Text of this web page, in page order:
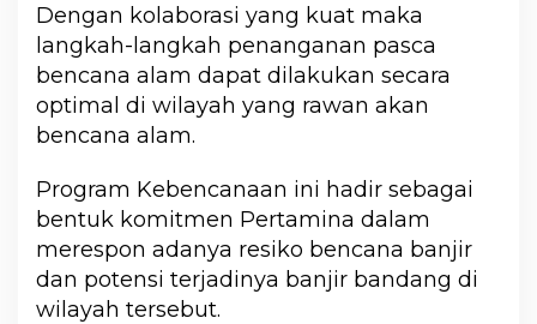
Dengan kolaborasi yang kuat maka
langkah-langkah penanganan pasca
bencana alam dapat dilakukan secara
optimal di wilayah yang rawan akan
bencana alam.
Program Kebencanaan ini hadir sebagai
bentuk komitmen Pertamina dalam
merespon adanya resiko bencana banjir
dan potensi terjadinya banjir bandang di
wilayah tersebut.